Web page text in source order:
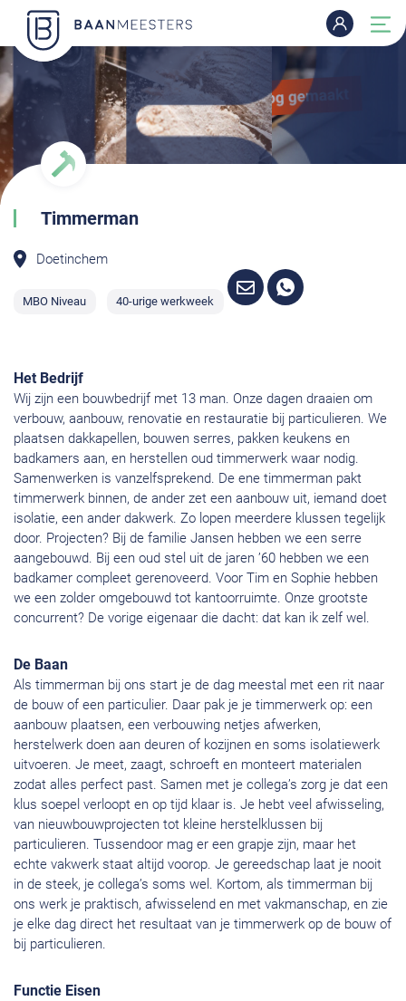
Timmerman
Doetinchem
MBO Niveau 40-urige werkweek
Het Bedrijf
Wij zijn een bouwbedrijf met 13 man. Onze dagen draaien om
verbouw, aanbouw, renovatie en restauratie bij particulieren. We
plaatsen dakkapellen, bouwen serres, pakken keukens en
badkamers aan, en herstellen oud timmerwerk waar nodig.
Samenwerken is vanzelfsprekend. De ene timmerman pakt
timmerwerk binnen, de ander zet een aanbouw uit, iemand doet
isolatie, een ander dakwerk. Zo lopen meerdere klussen tegelijk
door. Projecten? Bij de familie Jansen hebben we een serre
aangebouwd. Bij een oud stel uit de jaren ’60 hebben we een
badkamer compleet gerenoveerd. Voor Tim en Sophie hebben
we een zolder omgebouwd tot kantoorruimte. Onze grootste
concurrent? De vorige eigenaar die dacht: dat kan ik zelf wel.
De Baan
Als timmerman bij ons start je de dag meestal met een rit naar
de bouw of een particulier. Daar pak je je timmerwerk op: een
aanbouw plaatsen, een verbouwing netjes afwerken,
herstelwerk doen aan deuren of kozijnen en soms isolatiewerk
uitvoeren. Je meet, zaagt, schroeft en monteert materialen
zodat alles perfect past. Samen met je collega’s zorg je dat een
klus soepel verloopt en op tijd klaar is. Je hebt veel afwisseling,
van nieuwbouwprojecten tot kleine herstelklussen bij
particulieren. Tussendoor mag er een grapje zijn, maar het
echte vakwerk staat altijd voorop. Je gereedschap laat je nooit
in de steek, je collega’s soms wel. Kortom, als timmerman bij
ons werk je praktisch, afwisselend en met vakmanschap, en zie
je elke dag direct het resultaat van je timmerwerk op de bouw of
bij particulieren.
Functie Eisen